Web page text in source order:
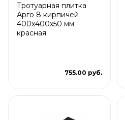
Тротуарная плитка
Арго 8 кирпичей
400x400x50 мм
красная
755.00 руб.